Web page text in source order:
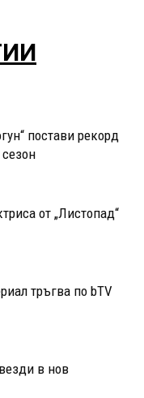
постави рекорд
от „Листопад“
тръгва по bTV
в нов